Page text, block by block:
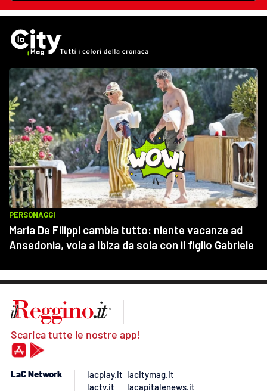
Scarica tutte le nostre app!
LaC Network
lacplay.it
lactv.it
lacitymag.it
lacapitalenews.it